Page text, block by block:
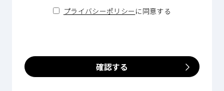
プライバシーポリシー に同意する
確認する